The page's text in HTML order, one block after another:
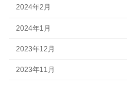
2024年2月
2024年1月
2023年12月
2023年11月